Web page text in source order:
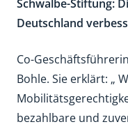
Schwalbe-Stiftung:
Deutschland
Co-
Bohle. Sie erklärt: „
bezahlbare und